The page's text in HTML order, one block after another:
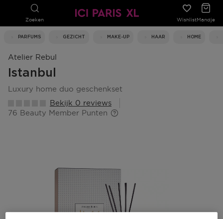
Zoeken WishlistMandje
PARFUMS GEZICHT MAKE-UP HAAR HOME
Atelier Rebul
Istanbul
luxury home duo geschenkset
Bekijk 0 reviews
76 Beauty Member Punten